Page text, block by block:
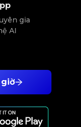
gia
AI